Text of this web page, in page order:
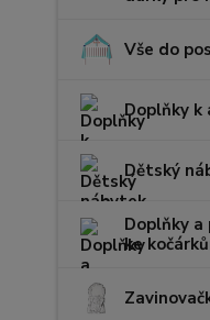
Vše do
Doplňky k
Dětský
Doplňky
ke